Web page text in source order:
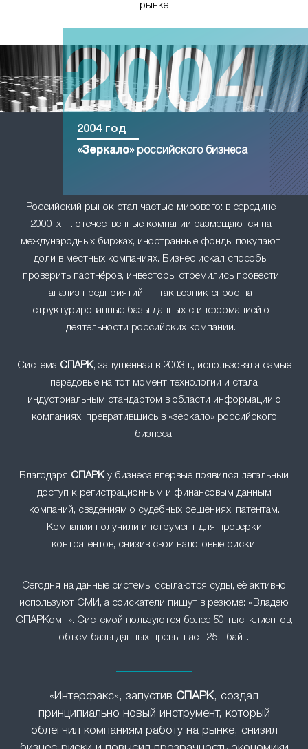
рынке
Российский рынок стал частью мирового: в середине
2000-х гг. отечественные компании размещаются на
международных биржах, иностранные фонды покупают
доли в местных компаниях. Бизнес искал способы
проверить партнёров, инвесторы стремились провести
анализ предприятий — так возник спрос на
структурированные базы данных с информацией о
деятельности российских компаний.
2004 год
«Зеркало»российского бизнеса
Система СПАРК, запущенная в 2003 г., использовала самые
передовые на тот момент технологии и стала
индустриальным стандартом в области информации о
компаниях, превратившись в «зеркало» российского
бизнеса.
Благодаря СПАРКу бизнеса впервые появился легальный
доступ к регистрационным и финансовым данным
компаний, сведениям о судебных решениях, патентам.
Компании получили инструмент для проверки
контрагентов, снизив свои налоговые риски.
Сегодня на данные системы ссылаются суды, её активно
используют СМИ, а соискатели пишут в резюме: «Владею
СПАРКом...». Системой пользуются более 50 тыс. клиентов,
объем базы данных превышает 25 Тбайт.
«Интерфакс», запустив СПАРК, создал
принципиально новый инструмент, который
облегчил компаниям работу на рынке, снизил